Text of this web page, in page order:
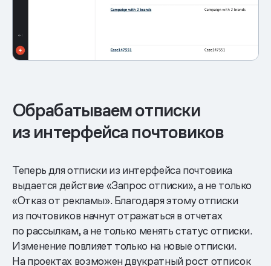
Обрабатываем отписки
из интерфейса почтовиков
Теперь для отписки из интерфейса почтовика
выдается действие «Запрос отписки», а не только
«Отказ от рекламы». Благодаря этому отписки
из почтовиков начнут отражаться в отчетах
по рассылкам, а не только менять статус отписки.
Изменение повлияет только на новые отписки.
На проектах возможен двукратный рост отписок